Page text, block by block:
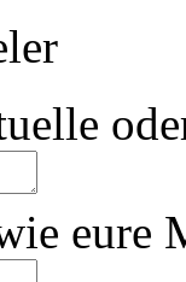
eure